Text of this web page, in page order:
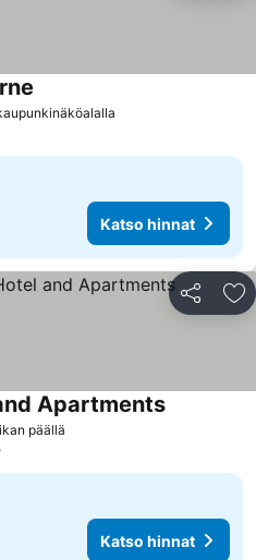
Katso hinnat
Jaa
päällä
Apartments
Katso hinnat